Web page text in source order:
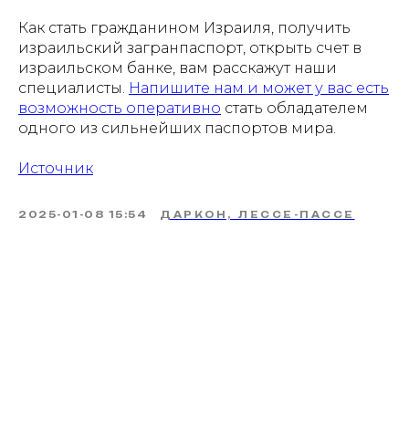
Как стать гражданином Израиля, получить
израильский загранпаспорт, открыть счет в
израильском банке, вам расскажут наши
специалисты. Напишите нам и может у вас есть
возможность оперативно стать обладателем
одного из сильнейших паспортов мира.
Источник
2025-01-08 15:54 ДАРКОН, ЛЕССЕ-ПАССЕ